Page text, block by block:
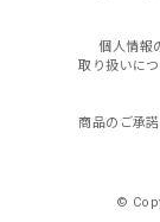
個人情報
取り扱いに
商品のご承
©